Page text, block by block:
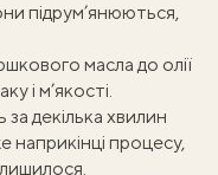
підрум’янюються,
масла до олії
і м’якості.
декілька хвилин
наприкінці процесу,